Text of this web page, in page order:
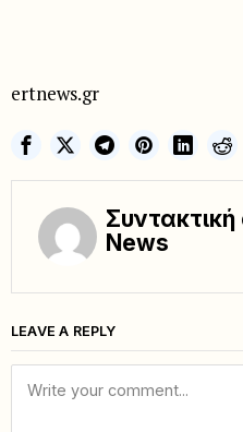
ertnews.gr
News
LEAVE A REPLY